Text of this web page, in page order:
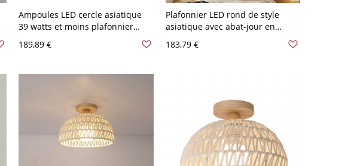
Ampoules LED cercle asiatique
39 watts et moins plafonnier
encastré avec abat-jour blanc -
Naturel 110 V-120 V 40,64 cm
189,89 €
Plafonnier LED rond de style
asiatique avec abat-jour en
résidentiel - Naturel 110 V-120 V
183,79 €